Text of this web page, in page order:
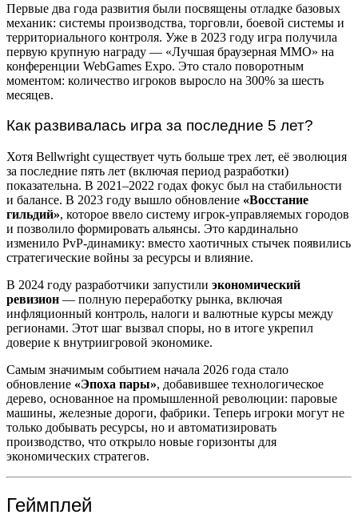
Первые два года развития были посвящены отладке базовых
механик: системы производства, торговли, боевой системы и
территориального контроля. Уже в 2023 году игра получила
первую крупную награду — «Лучшая браузерная MMO» на
конференции WebGames Expo. Это стало поворотным
моментом: количество игроков выросло на 300% за шесть
месяцев.
Как развивалась игра за последние 5 лет?
Хотя Bellwright существует чуть больше трех лет, её эволюция
за последние пять лет (включая период разработки)
показательна. В 2021–2022 годах фокус был на стабильности
и балансе. В 2023 году вышло обновление «Восстание
гильдий», которое ввело систему игрок-управляемых городов
и позволило формировать альянсы. Это кардинально
изменило PvP-динамику: вместо хаотичных стычек появились
стратегические войны за ресурсы и влияние.
В 2024 году разработчики запустили экономический
ревизион — полную переработку рынка, включая
инфляционный контроль, налоги и валютные курсы между
регионами. Этот шаг вызвал споры, но в итоге укрепил
доверие к внутриигровой экономике.
Самым значимым событием начала 2026 года стало
обновление «Эпоха пары», добавившее технологическое
дерево, основанное на промышленной революции: паровые
машины, железные дороги, фабрики. Теперь игроки могут не
только добывать ресурсы, но и автоматизировать
производство, что открыло новые горизонты для
экономических стратегов.
Геймплей